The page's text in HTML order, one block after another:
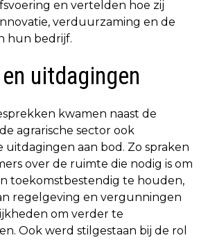
en vertelden hoe zij
verduurzaming en de
hun bedrijf.
uitdagingen
kwamen naast de
agrarische sector ook
uitdagingen aan bod. Zo spraken
over de ruimte die nodig is om
toekomstbestendig te houden,
regelgeving en vergunningen
om verder te
Ook werd stilgestaan bij de rol